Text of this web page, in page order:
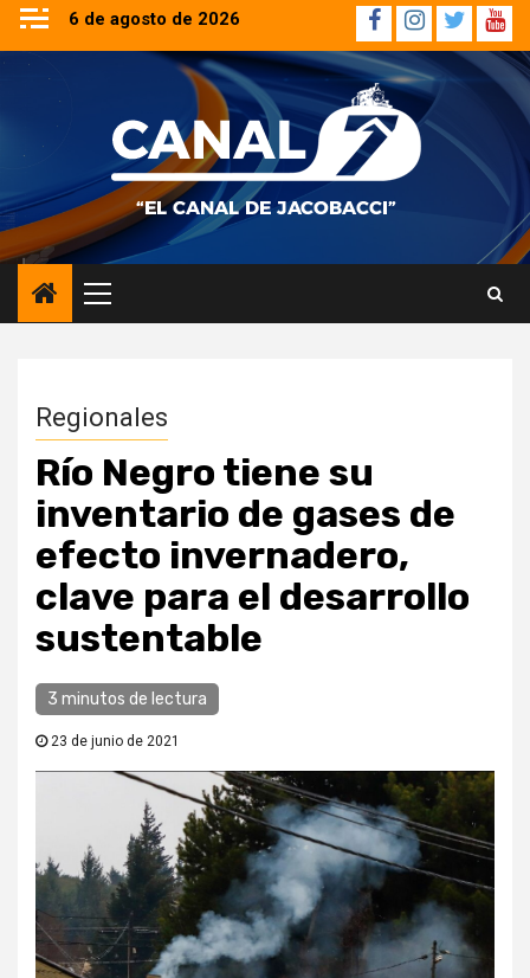
Saltar
contenido
6 de agosto de 2026 Facebook
Instagram
Twitter
Menú
principal
Regionales
Río Negro tiene su
inventario de gases de
efecto invernadero,
clave para el desarrollo
sustentable
3 minutos de lectura
23 de junio de 2021